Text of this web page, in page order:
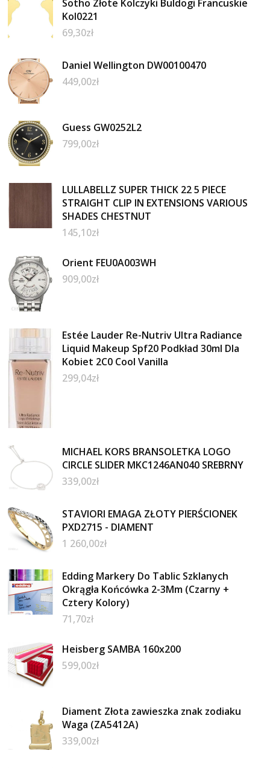
Sotho Złote Kolczyki Buldogi Francuskie
Kol0221
69,30zł
Daniel Wellington DW00100470
449,00zł
Guess GW0252L2
799,00zł
LULLABELLZ SUPER THICK 22 5 PIECE
STRAIGHT CLIP IN EXTENSIONS VARIOUS
SHADES CHESTNUT
145,10zł
Orient FEU0A003WH
909,00zł
Estée Lauder Re-Nutriv Ultra Radiance
Liquid Makeup Spf20 Podkład 30ml Dla
Kobiet 2C0 Cool Vanilla
299,04zł
MICHAEL KORS BRANSOLETKA LOGO
CIRCLE SLIDER MKC1246AN040 SREBRNY
339,00zł
STAVIORI EMAGA ZŁOTY PIERŚCIONEK
PXD2715 - DIAMENT
1 260,00zł
Edding Markery Do Tablic Szklanych
Okrągła Końcówka 2-3Mm (Czarny +
Cztery Kolory)
71,70zł
Heisberg SAMBA 160x200
599,00zł
Diament Złota zawieszka znak zodiaku
Waga (ZA5412A)
339,00zł